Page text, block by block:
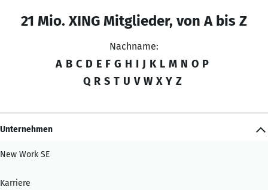
21 Mio. XING Mitglieder, von A bis Z
Nachname:
A B C D E F G H I J K L M N O P
Q R S T U V W X Y Z
Unternehmen
New Work SE
Karriere